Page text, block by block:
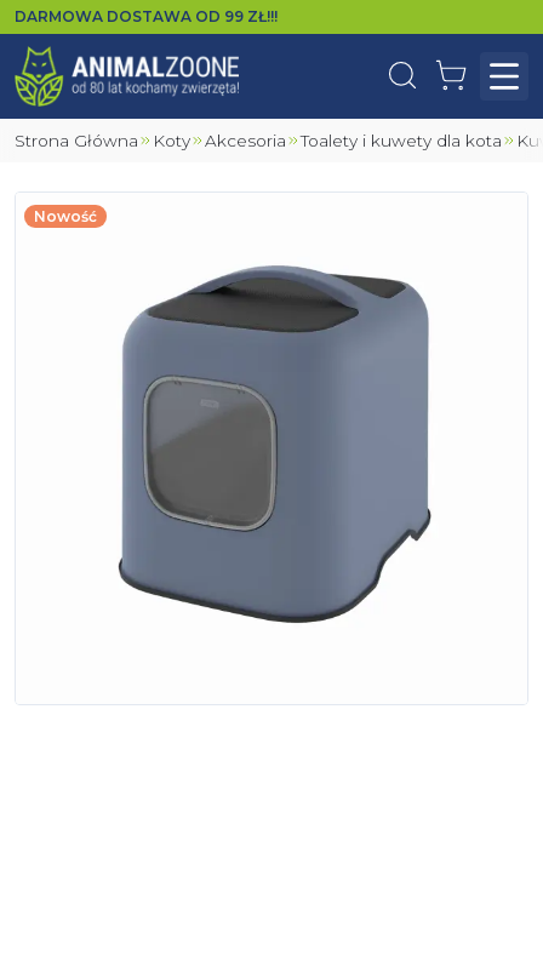
DARMOWA DOSTAWA OD 99 ZŁ!!!
WyszukajKoszyk
Strona Główna Koty Akcesoria Toalety i kuwety dla kota
Nowość